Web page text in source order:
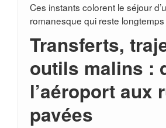
Ces instants colorent le séjour
romanesque qui reste
Transferts,
outils malins :
l’aéroport aux
pavées